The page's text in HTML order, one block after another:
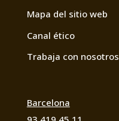
Mapa del sitio web
Canal ético
Trabaja con nosotros
Barcelona